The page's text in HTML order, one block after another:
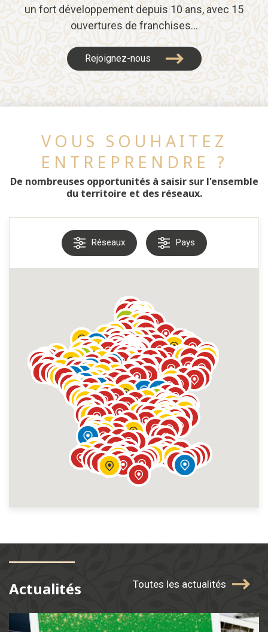
un fort développement depuis 10 ans, avec 15
ouvertures de franchises...
Rejoignez-nous
VOUS SOUHAITEZ
ENTREPRENDRE ?
De nombreuses opportunités à saisir sur l'ensemble
du territoire et des réseaux.
Réseaux Pays
Actualités Toutes les actualités